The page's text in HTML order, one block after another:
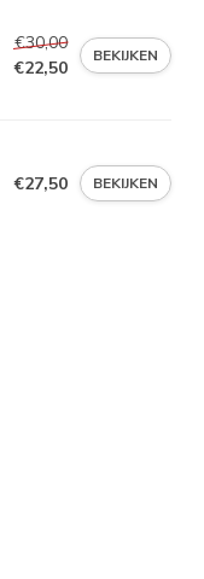
€30,00
€22,50
BEKIJKEN
€27,50 BEKIJKEN